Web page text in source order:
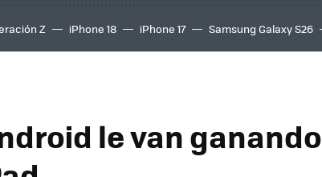
Z iPhone 18 iPhone 17 Samsung Galaxy S26
le van ganando